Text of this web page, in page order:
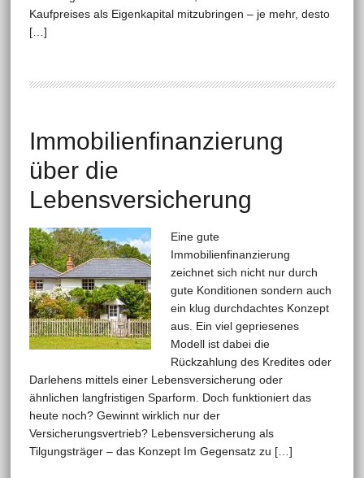
Kaufpreises als Eigenkapital mitzubringen – je mehr, desto
[…]
Immobilienfinanzierung
über die
Lebensversicherung
Eine gute
Immobilienfinanzierung
zeichnet sich nicht nur durch
gute Konditionen sondern auch
ein klug durchdachtes Konzept
aus. Ein viel gepriesenes
Modell ist dabei die
Rückzahlung des Kredites oder
Darlehens mittels einer Lebensversicherung oder
ähnlichen langfristigen Sparform. Doch funktioniert das
heute noch? Gewinnt wirklich nur der
Versicherungsvertrieb? Lebensversicherung als
Tilgungsträger – das Konzept Im Gegensatz zu […]